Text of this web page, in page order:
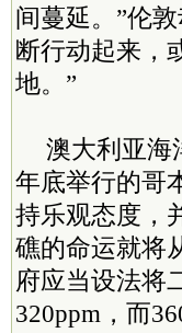
间蔓延。”伦
断行动起来，
地。”
澳大利亚海
年底举行的哥
持乐观态度，
礁的命运就将
府应当设法将
320ppm，而